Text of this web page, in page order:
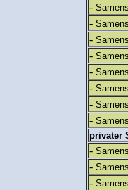
-
-
-
-
-
-
-
-
privater
-
-
-